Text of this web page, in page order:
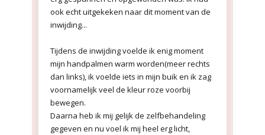
ook echt uitgekeken naar dit moment van de
inwijding...
Tijdens de inwijding voelde ik enig moment
mijn handpalmen warm worden(meer rechts
dan links), ik voelde iets in mijn buik en ik zag
voornamelijk veel de kleur roze voorbij
bewegen.
Daarna heb ik mij gelijk de zelfbehandeling
gegeven en nu voel ik mij heel erg licht,